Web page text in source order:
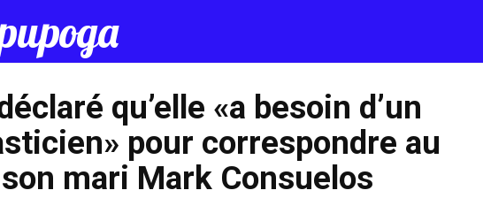
qu’elle «a besoin d’un
pour correspondre au
mari Mark Consuelos